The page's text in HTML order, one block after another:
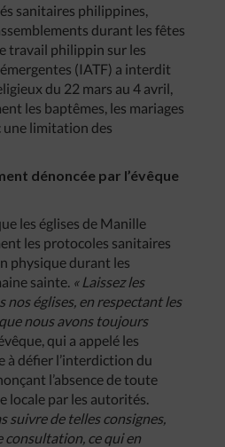
sanitaires philippines,
durant les fêtes
travail philippin sur les
(IATF) a interdit
du 22 mars au 4 avril,
les baptêmes, les mariages
une limitation des
dénoncée par l’évêque
les églises de Manille
les protocoles sanitaires
physique durant les
sainte. « Laissez les
nos églises, en respectant les
nous avons toujours
qui a appelé les
à défier l’interdiction du
l’absence de toute
locale par les autorités.
suivre de telles consignes,
consultation, ce qui en